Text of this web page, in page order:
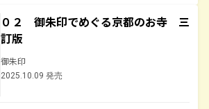
０２ 御朱印でめぐる京都のお寺 三
訂版
御朱印
2025.10.09 発売